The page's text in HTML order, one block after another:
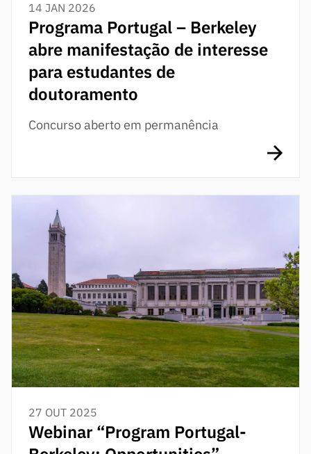
14 JAN 2026
Programa Portugal – Berkeley
abre manifestação de interesse
para estudantes de
doutoramento
Concurso aberto em permanência
27 OUT 2025
Webinar “Program Portugal-